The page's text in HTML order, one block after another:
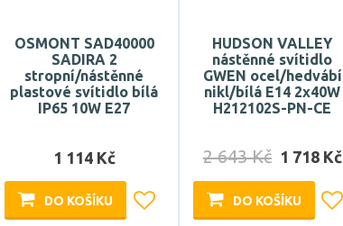
OSMONT SAD40000
SADIRA 2
stropní/nástěnné
plastové svítidlo bílá
IP65 10W E27
1 114 Kč
DO KOŠÍKU
HUDSON VALLEY
nástěnné svítidlo
GWEN ocel/hedvábí
nikl/bílá E14 2x40W
H212102S-PN-CE
2 643 Kč 1 718 Kč
DO KOŠÍKU